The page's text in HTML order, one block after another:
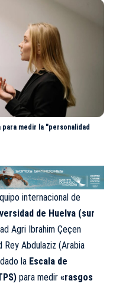
medir la "personalidad
internacional de
de Huelva (sur
Agri Ibrahim Çeçen
Rey Abdulaziz (Arabia
la Escala de
para medir «rasgos